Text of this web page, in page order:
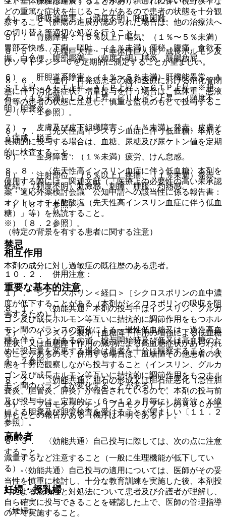
どの重篤な症状を生じることがあるので患者の状態を十分観
察すること（腫瘍の進展が認められた場合は、他の治療法へ
の切り替え等適切な処置を行うこと）。
８．５． 〈先端巨大症・下垂体性巨人症〉成長ホルモン及
びソマトメジン−Ｃを定期的に測定することが望ましい。
８．６． 〈進行・再発癌患者の緩和医療における消化管閉
塞に伴う消化器症状〉増量投与を行う場合は、低体重、悪液
質等の患者の状態に注意し、慎重な監視のもとで投与するこ
と〔７．１参照〕。
８．７． 〈先天性高インスリン血症に伴う低血糖〉本剤を
長期的に投与する場合は、血糖、尿糖及び尿ケトン値を定期
的に検査すること。
８．８． 〈先天性高インスリン血症に伴う低血糖〉本剤を
使用する際には、関連文献（「医療上の必要性の高い未承認
薬・適応外薬検討会議 公知申請への該当性に係る報告書：
オクトレオチド酢酸塩（先天性高インスリン血症に伴う低血
糖）」等）を熟読すること。
（特定の背景を有する患者に関する注意）
相互作用
１０．２． 併用注意：
１）． シクロスポリン＜経口＞［シクロスポリンの血中濃
度が低下することがある（本剤がシクロスポリンの吸収を阻
害するため）］。
２）． インスリン製剤［血糖降下作用の増強による低血糖
症状、又は血糖降下作用の減弱による高血糖症状があらわれ
ることがあるので、併用する場合は、血糖値その他患者の状
態を十分に観察しながら投与すること（インスリン、グルカ
ゴン及び成長ホルモン等互いに拮抗的に調節作用をもつホル
モン間のバランスが変化することがある）］。
３）． ブロモクリプチン［ブロモクリプチンのＡＵＣが上
昇したとの報告がある（機序は不明である）］。
高齢者
減量するなど注意すること（一般に生理機能が低下してい
る）。
妊婦・授乳婦
（妊婦）
４）． 呼吸器障害：（頻度不明）呼吸困難。
５）． 胃腸障害：（５％以上）嘔気、（１％〜５％未満）
胃部不快感、下痢、嘔吐、（１％未満）便秘、腹痛、食欲不
振、白色便、腹部膨満、（頻度不明）膵炎、鼓腸放屁。
６）． 肝胆道系障害：（１％〜５％未満）肝機能異常、Ａ
ＳＴ上昇、ＡＬＴ上昇、ＡＬＰ上昇、γ−ＧＴＰ上昇、※胆
石、（１％未満）ＬＤＨ上昇、ビリルビン上昇、（頻度不
明）胆嚢炎。
７）． 皮膚及び皮下組織障害：（１％未満）発赤、皮膚そ
う痒感、脱毛。
８）． 全身障害：（１％未満）疲労、けん怠感。
９）． 注射部位：（５％以上）疼痛、（１％未満）発赤、
硬結、（頻度不明）刺激感、刺痛、腫脹、灼熱感。
＊）〔８．１参照〕。
※）〔８．２参照〕。
禁忌
本剤の成分に対し過敏症の既往歴のある患者。
重要な基本的注意
８．１． 〈効能共通〉本剤の投与中はインスリン、グルカ
ゴン及び成長ホルモン等互いに拮抗的に調節作用をもつホル
モン間のバランスの変化による一過性低血糖又は一過性高血
糖を伴うことがあるので、投与開始時及び低又は高血糖のた
めに投与量を変更する場合は患者を十分に観察すること〔１
１．２参照〕。
８．２． 〈効能共通〉胆石の形成又は胆石症悪化（急性胆
嚢炎、胆管炎、膵炎）が報告されているので、本剤の投与前
及び投与中は、定期的に（６〜１２ヵ月毎に）超音波・Ｘ線
による胆嚢及び胆管検査を受けることが望ましい〔１１．２
参照〕。
８．３． 〈効能共通〉自己投与に際しては、次の点に注意
すること。
・ 〈効能共通〉自己投与の適用については、医師がその妥
当性を慎重に検討し、十分な教育訓練を実施した後、本剤投
与による危険性と対処法について患者及び介護者が理解し、
自ら確実に投与できることを確認した上で、医師の管理指導
の下で実施すること。